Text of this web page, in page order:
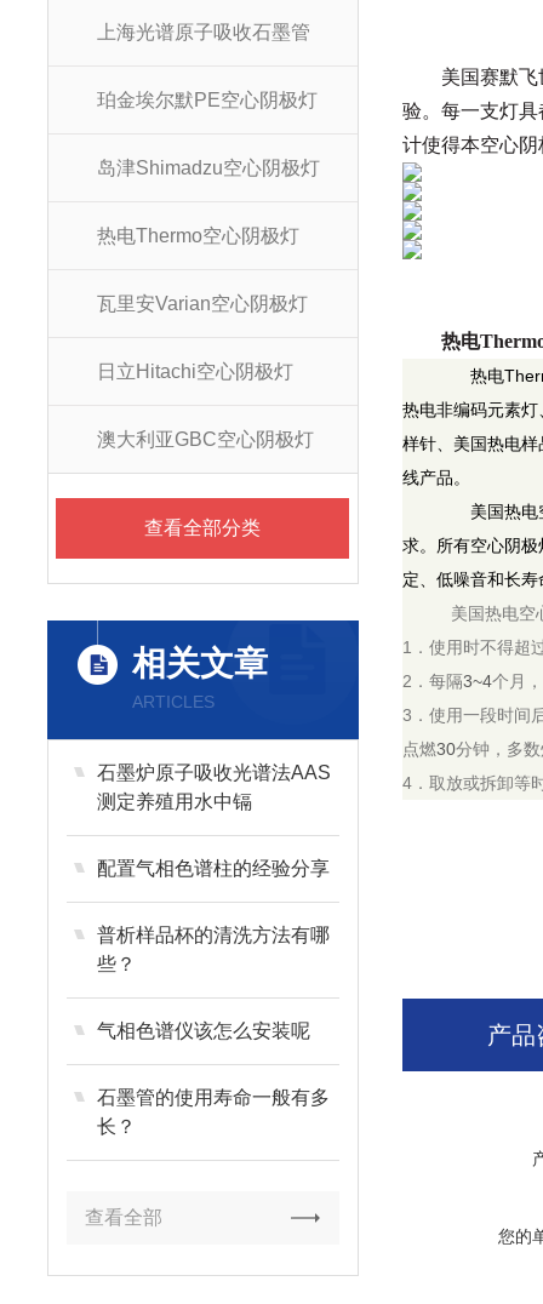
上海光谱原子吸收石墨管
珀金埃尔默PE空心阴极灯
岛津Shimadzu空心阴极灯
热电Thermo空心阴极灯
瓦里安Varian空心阴极灯
日立Hitachi空心阴极灯
澳大利亚GBC空心阴极灯
查看全部分类
相关文章
ARTICLES
石墨炉原子吸收光谱法AAS
测定养殖用水中镉
配置气相色谱柱的经验分享
普析样品杯的清洗方法有哪
些？
气相色谱仪该怎么安装呢
石墨管的使用寿命一般有多
长？
查看全部
美国赛默
验。每一支灯
计使得本空心阴
热电
热电
热电非编码元素灯
样针、美国热电
线产品。
美国热
求。所有空心阴
定、低噪音和长
美国热电空心
1 ．使用时不得超
2 ．每隔3~4个月
3 ．使用一段时间
点燃30分钟，多
4 ．取放或拆卸等
产品
您的